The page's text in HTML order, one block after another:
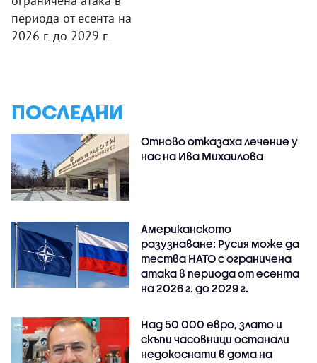
периода от есента на
2026 г. до 2029 г.
ПОСЛЕДНИ
Отново отказаха лечение у
нас на Ива Михаилова
Американското
разузнаване: Русия може да
тества НАТО с ограничена
атака в периода от есента
на 2026 г. до 2029 г.
Над 50 000 евро, злато и
скъпи часовници останали
недокоснати в дома на